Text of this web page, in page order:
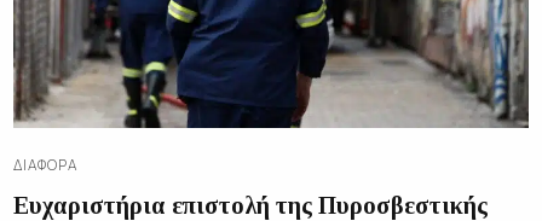
ΔΙΑΦΟΡΑ
Ευχαριστήρια επιστολή της Πυροσβεστικής